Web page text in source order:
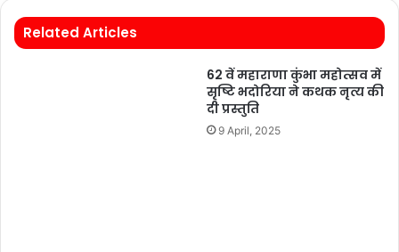
Related Articles
62 वें महाराणा कुंभा महोत्सव में
सृष्टि भदोरिया ने कथक नृत्य की
दी प्रस्तुति
9 April, 2025